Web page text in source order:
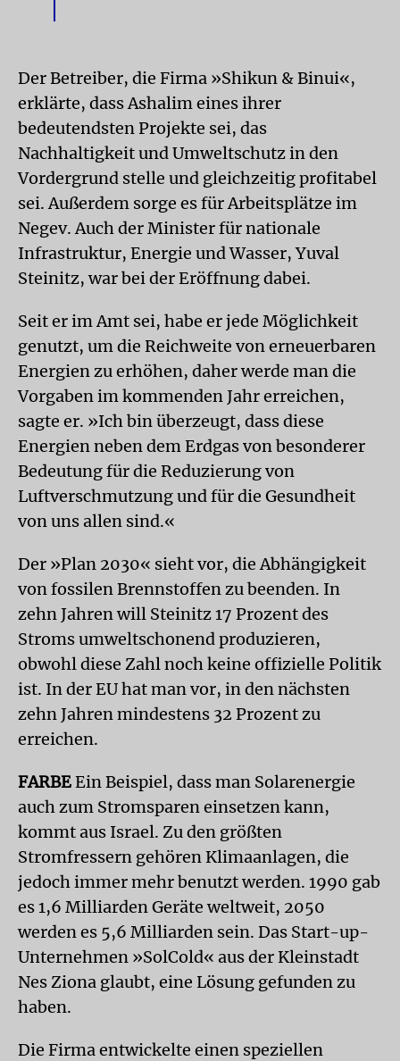
Der Betreiber, die Firma »Shikun & Binui«,
erklärte, dass Ashalim eines ihrer
bedeutendsten Projekte sei, das
Nachhaltigkeit und Umweltschutz in den
Vordergrund stelle und gleichzeitig profitabel
sei. Außerdem sorge es für Arbeitsplätze im
Negev. Auch der Minister für nationale
Infrastruktur, Energie und Wasser, Yuval
Steinitz, war bei der Eröffnung dabei.
Seit er im Amt sei, habe er jede Möglichkeit
genutzt, um die Reichweite von erneuerbaren
Energien zu erhöhen, daher werde man die
Vorgaben im kommenden Jahr erreichen,
sagte er. »Ich bin überzeugt, dass diese
Energien neben dem Erdgas von besonderer
Bedeutung für die Reduzierung von
Luftverschmutzung und für die Gesundheit
von uns allen sind.«
Der »Plan 2030« sieht vor, die Abhängigkeit
von fossilen Brennstoffen zu beenden. In
zehn Jahren will Steinitz 17 Prozent des
Stroms umweltschonend produzieren,
obwohl diese Zahl noch keine offizielle Politik
ist. In der EU hat man vor, in den nächsten
zehn Jahren mindestens 32 Prozent zu
erreichen.
FARBEEin Beispiel, dass man Solarenergie
auch zum Stromsparen einsetzen kann,
kommt aus Israel. Zu den größten
Stromfressern gehören Klimaanlagen, die
jedoch immer mehr benutzt werden. 1990 gab
es 1,6 Milliarden Geräte weltweit, 2050
werden es 5,6 Milliarden sein. Das Start-up-
Unternehmen »SolCold« aus der Kleinstadt
Nes Ziona glaubt, eine Lösung gefunden zu
haben.
Die Firma entwickelte einen speziellen